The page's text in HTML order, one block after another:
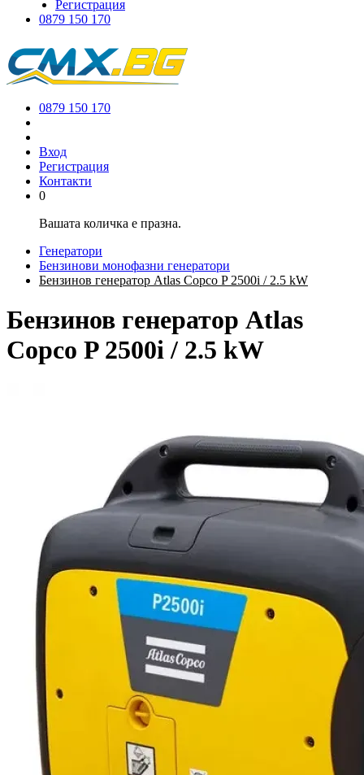
Регистрация
0879 150 170
0879 150 170
Вход
Регистрация
Контакти
0
Вашата количка е празна.
Генератори
Бензинови монофазни генератори
Бензинов генератор Atlas Copco P 2500i / 2.5 kW
Бензинов генератор Atlas
Copco P 2500i / 2.5 kW